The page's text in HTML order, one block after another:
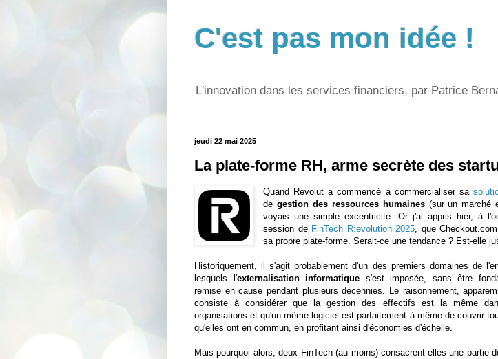
C'est pas mon idée !
L'innovation dans les services financiers, par Patrice
jeudi 22 mai 2025
La plate-forme RH, arme secrète des
Quand Revolut a commencé à commercialiser sa
degestion des ressources humaines(sur un marché
voyais une simple excentricité. Or j'ai appris hier, à
session de FinTech R:evolution 2025, que
sa propre plate-forme. Serait-ce une tendance ? Est-elle
Historiquement, il s'agit probablement d'un des premiers domaines de
lesquels l'externalisation informatique s'est imposée, sans être
remise en cause pendant plusieurs décennies. Le raisonnement,
consiste à considérer que la gestion des effectifs est la même
organisations et qu'un même logiciel est parfaitement à même de couvrir
qu'elles ont en commun, en profitant ainsi d'économies d'échelle.
Mais pourquoi alors, deux FinTech (au moins) consacrent-elles une partie